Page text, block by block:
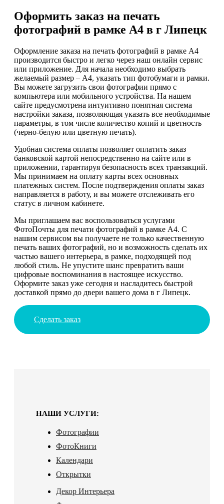
Оформить заказ на печать
фотографий в рамке А4 в г Липецк
Оформление заказа на печать фотографий в рамке А4
производится быстро и легко через наш онлайн сервис
или приложение. Для начала необходимо выбрать
желаемый размер – А4, указать тип фотобумаги и рамки.
Вы можете загрузить свои фотографии прямо с
компьютера или мобильного устройства. На нашем
сайте предусмотрена интуитивно понятная система
настройки заказа, позволяющая указать все необходимые
параметры, в том числе количество копий и цветность
(черно-белую или цветную печать).
Удобная система оплаты позволяет оплатить заказ
банковской картой непосредственно на сайте или в
приложении, гарантируя безопасность всех транзакций.
Мы принимаем на оплату карты всех основных
платежных систем. После подтверждения оплаты заказ
направляется в работу, и вы можете отслеживать его
статус в личном кабинете.
Мы приглашаем вас воспользоваться услугами
ФотоПочты для печати фотографий в рамке А4. С
нашим сервисом вы получаете не только качественную
печать ваших фотографий, но и возможность сделать их
частью вашего интерьера, в рамке, подходящей под
любой стиль. Не упустите шанс превратить ваши
цифровые воспоминания в настоящее искусство.
Оформите заказ уже сегодня и насладитесь быстрой
доставкой прямо до двери вашего дома в г Липецк.
Сделать заказ
НАШИ УСЛУГИ:
Фотографии
ФотоКниги
Календари
Открытки
Декор Интерьера